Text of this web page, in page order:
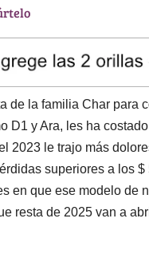
de la familia Char para
D1 y Ara, les ha
2023 le trajo más
superiores a los
en que ese modelo de
resta de 2025 van a